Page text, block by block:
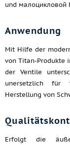
und малоцикловой
Anwendung
Mit Hilfe der
von Titan-Produkte
der Ventile
unersetzlich für
Herstellung von
Erfolgt die